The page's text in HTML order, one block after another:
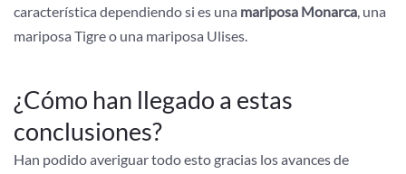
característica dependiendo si es una mariposa Monarca, una
mariposa Tigre o una mariposa Ulises.
¿Cómo han llegado a estas
conclusiones?
Han podido averiguar todo esto gracias los avances de